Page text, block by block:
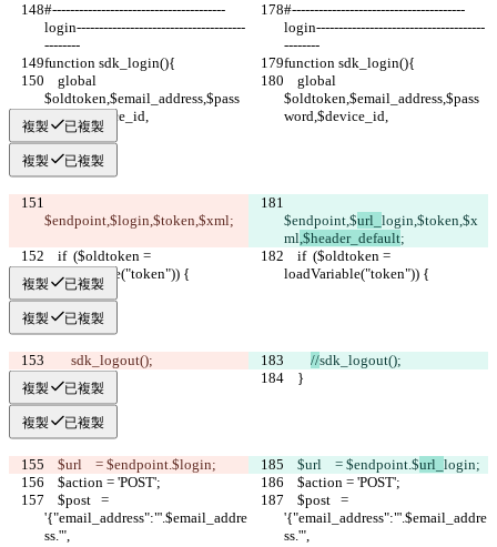
#---------------------------------------
login--------------------------------------
--------
#---------------------------------------
login--------------------------------------
--------
function sdk_login(){
function sdk_login(){
$oldtoken,$email_address,$pass
word,$device_id,
$oldtoken,$email_address,$pass
word,$device_id,
複製 已複製
複製 已複製
$endpoint,$login,$token,$xml; $endpoint,$url_ login,$token,$x
ml,$header_default;
loadVariable("token")) {
loadVariable("token")) {
複製 已複製
複製 已複製
sdk_logout(); //sdk_logout();
    }
    }
複製 已複製
複製 已複製
    $url    = $endpoint.$
login;
    $url    = $endpoint.$
url_ login;
    $action = 'POST';
    $action = 'POST';
'{"email_address":"'.$email_addre
ss.'",
'{"email_address":"'.$email_addre
ss.'",